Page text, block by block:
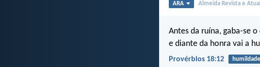
ARA Almeida Revista e
Antes da ruína, gaba-se
e diante da honra vai a
Provérbios 18:12 humildade